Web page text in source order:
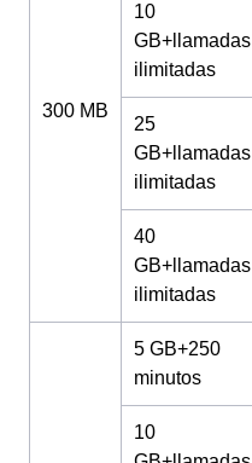
300 MB
10
GB+llamadas
ilimitadas
25
GB+llamadas
ilimitadas
40
GB+llamadas
ilimitadas
5 GB+250
minutos
10